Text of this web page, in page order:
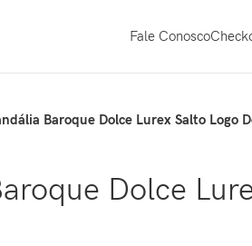
Fale Conosco
Baroque Dolce Lurex Salto Logo
Dolce